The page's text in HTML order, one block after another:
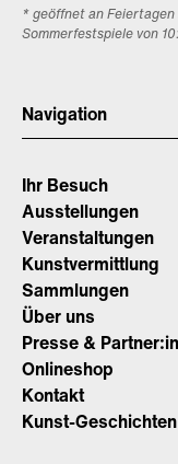
* geöffnet an
Sommerfestspiele von
Navigation
Ihr Besuch
Ausstellungen
Veranstaltungen
Kunstvermittlung
Sammlungen
Über uns
Presse &
Onlineshop
Kontakt
Kunst-Geschichten